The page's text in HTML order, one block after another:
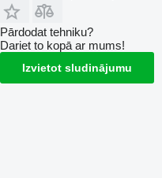
Pārdodat tehniku?
Dariet to kopā ar mums!
Izvietot sludinājumu